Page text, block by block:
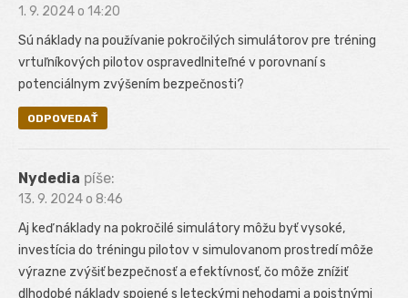
1. 9. 2024 o 14:20
Sú náklady na používanie pokročilých simulátorov pre tréning
vrtuľníkových pilotov ospravedlniteľné v porovnaní s
potenciálnym zvýšením bezpečnosti?
ODPOVEDAŤ
Nydedia píše:
13. 9. 2024 o 8:46
Aj keď náklady na pokročilé simulátory môžu byť vysoké,
investícia do tréningu pilotov v simulovanom prostredí môže
výrazne zvýšiť bezpečnosť a efektívnosť, čo môže znížiť
dlhodobé náklady spojené s leteckými nehodami a poistnými